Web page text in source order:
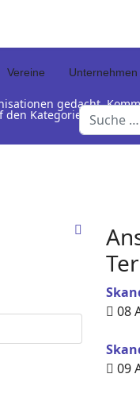
Vereine Unternehmen
Suchen
gedacht.
Kategorienamen
08
09